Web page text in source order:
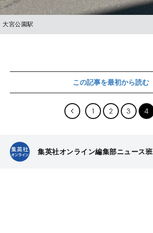
大宮公園駅
この記事を最初から読む
1 2 3 4
集英社オンライン編集部ニュース班